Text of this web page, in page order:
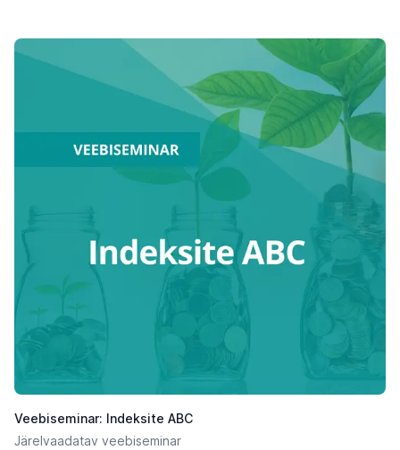
Veebiseminar: Indeksite ABC
Järelvaadatav veebiseminar